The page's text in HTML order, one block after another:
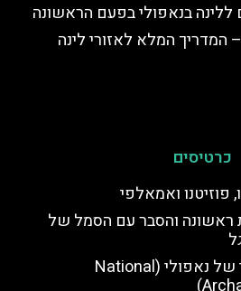
ללינה בנאפולי בפעם הראשונה
המדריך המלא לאזורי לינה
כרטיסים
פוזיטנו ואמאלפי
ראשונה והסבר עם הסמל של
המוזיאון הארכיאולוגי של נאפולי (National